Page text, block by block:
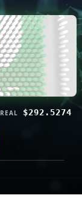
REAL $292.5274